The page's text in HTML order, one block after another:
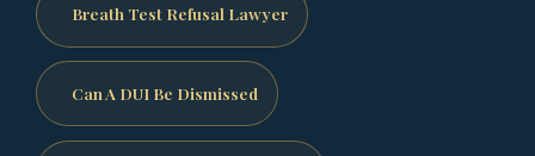
Breath Test Refusal Lawyer
Can A DUI Be Dismissed